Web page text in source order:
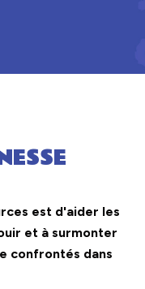
est d'aider les
et à surmonter
confrontés dans